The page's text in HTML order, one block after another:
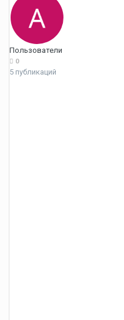
Пользователи
0
5 публикаций